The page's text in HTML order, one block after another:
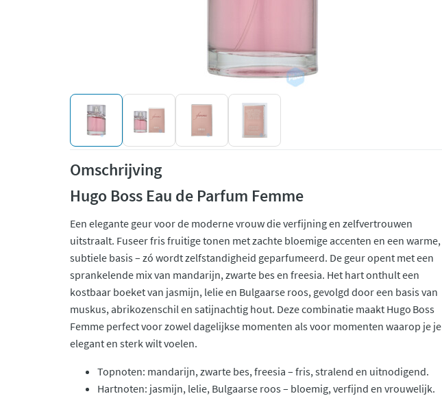
Omschrijving
Hugo Boss Eau de Parfum Femme
Een elegante geur voor de moderne vrouw die verfijning en zelfvertrouwen
uitstraalt. Fuseer fris fruitige tonen met zachte bloemige accenten en een warme,
subtiele basis – zó wordt zelfstandigheid geparfumeerd. De geur opent met een
sprankelende mix van mandarijn, zwarte bes en freesia. Het hart onthult een
kostbaar boeket van jasmijn, lelie en Bulgaarse roos, gevolgd door een basis van
muskus, abrikozenschil en satijnachtig hout. Deze combinatie maakt Hugo Boss
Femme perfect voor zowel dagelijkse momenten als voor momenten waarop je je
elegant en sterk wilt voelen.
Topnoten: mandarijn, zwarte bes, freesia – fris, stralend en uitnodigend.
Hartnoten: jasmijn, lelie, Bulgaarse roos – bloemig, verfijnd en vrouwelijk.